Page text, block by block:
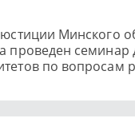
Минского
проведен
по вопросам